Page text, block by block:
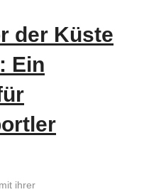
der Küste
Ein
ihrer